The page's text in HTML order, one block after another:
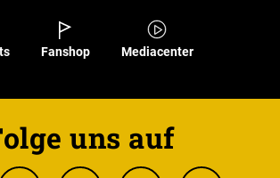
Fanshop Mediacenter
uns auf